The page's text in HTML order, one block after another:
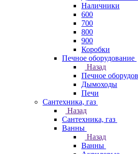
Наличники
600
700
800
900
Коробки
Печное оборудование
Назад
Печное
Дымоходы
Печи
Сантехника, газ
Назад
Сантехника, газ
Ванны
Назад
Ванны